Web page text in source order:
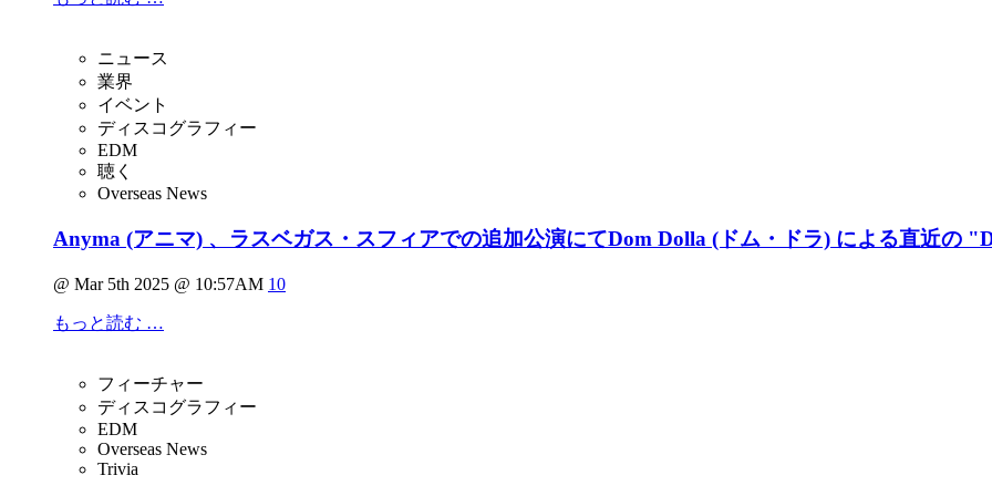
ニュース
業界
イベント
ディスコグラフィー
EDM
聴く
Overseas News
Anyma (アニマ) 、ラスベガス・スフィアでの追加公演にてDom Dolla (ドム・ドラ) による直近の
@ Mar 5th 2025 @ 10:57AM 10
もっと読む …
フィーチャー
ディスコグラフィー
EDM
Overseas News
Trivia